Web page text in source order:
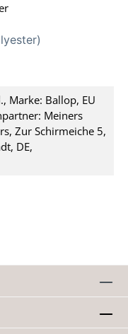
Marke: Ballop, EU
Meiners
Zur Schirmeiche 5,
DE,